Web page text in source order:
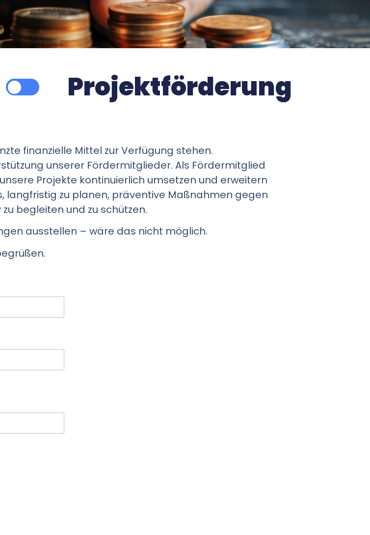
Projektförderung
finanzielle Mittel zur Verfügung stehen.
unserer Fördermitglieder. Als Fördermitglied
Projekte kontinuierlich umsetzen und erweitern
langfristig zu planen, präventive Maßnahmen gegen
begleiten und zu schützen.
ausstellen – wäre das nicht möglich.